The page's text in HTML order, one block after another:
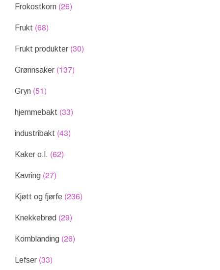
Frokostkorn (26)
Frukt (68)
Frukt produkter (30)
Grønnsaker (137)
Gryn (51)
hjemmebakt (33)
industribakt (43)
Kaker o.l. (62)
Kavring (27)
Kjøtt og fjørfe (236)
Knekkebrød (29)
Kornblanding (26)
Lefser (33)